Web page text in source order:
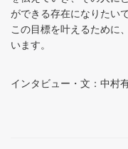
ができる存在になりたいで
この目標を叶えるために
います。
インタビュー・文：中村